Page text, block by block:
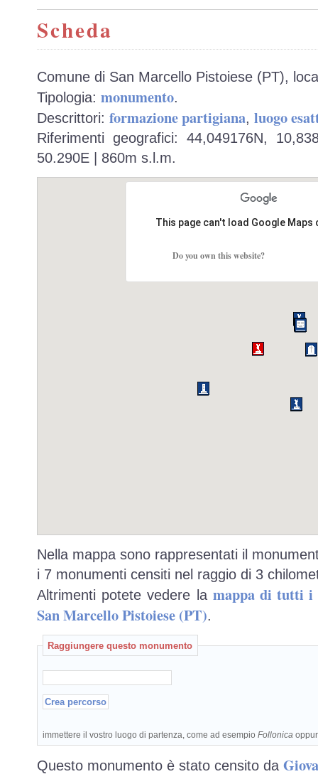
Scheda
Comune di San Marcello Pistoiese (PT),
Tipologia: monumento.
Descrittori: formazione partigiana, luogo
Riferimenti geografici: 44,049176N,
50.290E | 860m s.l.m.
This page can't load Google
Do you own this website?
Nella mappa sono rappresentati il
i 7 monumenti censiti nel raggio di 3
Altrimenti potete vedere la mappa di tutti i
San Marcello Pistoiese (PT).
Raggiungere questo monumento
immettere il vostro luogo di partenza, come ad esempio Follonica
Questo monumento è stato censito da